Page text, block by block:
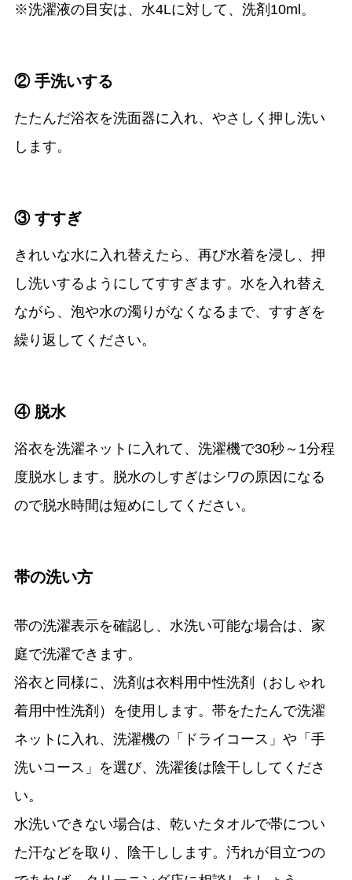
※洗濯液の目安は、水4Lに対して、洗剤10ml。
② 手洗いする
たたんだ浴衣を洗面器に入れ、やさしく押し洗い
します。
③ すすぎ
きれいな水に入れ替えたら、再び水着を浸し、押
し洗いするようにしてすすぎます。水を入れ替え
ながら、泡や水の濁りがなくなるまで、すすぎを
繰り返してください。
④ 脱水
浴衣を洗濯ネットに入れて、洗濯機で30秒～1分程
度脱水します。脱水のしすぎはシワの原因になる
ので脱水時間は短めにしてください。
帯の洗い方
帯の洗濯表示を確認し、水洗い可能な場合は、家
庭で洗濯できます。
浴衣と同様に、洗剤は衣料用中性洗剤（おしゃれ
着用中性洗剤）を使用します。帯をたたんで洗濯
ネットに入れ、洗濯機の「ドライコース」や「手
洗いコース」を選び、洗濯後は陰干ししてくださ
い。
水洗いできない場合は、乾いたタオルで帯につい
た汗などを取り、陰干しします。汚れが目立つの